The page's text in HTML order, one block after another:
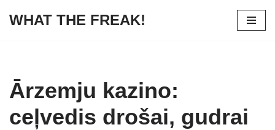
WHAT THE FREAK!
Ārzemju kazino:
ceļvedis drošai, gudrai